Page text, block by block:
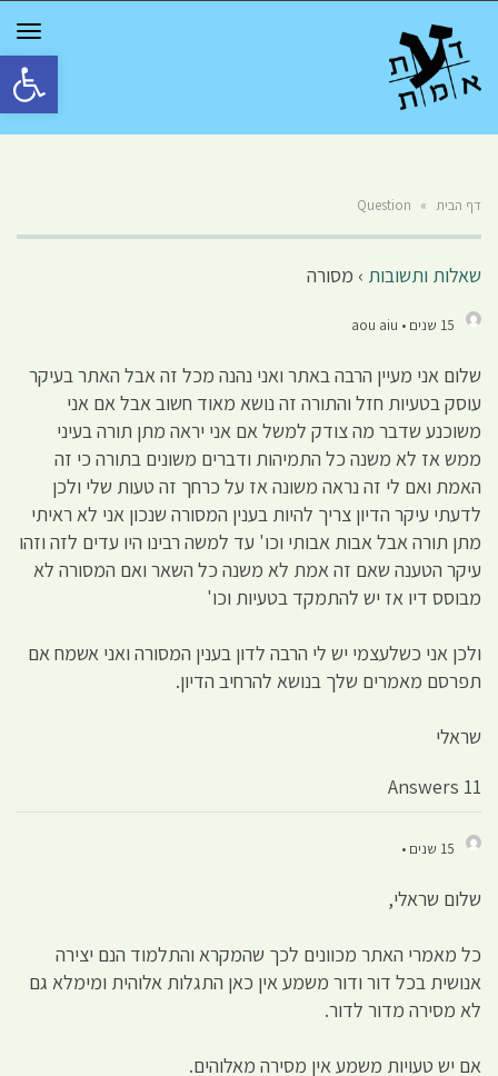
פתח
דף הבית »
Question
שאלות ותשובות › מסורה
15 שנים • aou aiu
שלום אני מעיין הרבה באתר ואני נהנה מכל זה אבל האתר בעיקר
עוסק בטעיות חזל והתורה זה נושא מאוד חשוב אבל אם אני
משוכנע שדבר מה צודק למשל אם אני יראה מתן תורה בעיני
ממש אז לא משנה כל התמיהות ודברים משונים בתורה כי זה
האמת ואם לי זה נראה משונה אז על כרחך זה טעות שלי ולכן
לדעתי עיקר הדיון צריך להיות בענין המסורה שנכון אני לא ראיתי
מתן תורה אבל אבות אבותי וכו' עד למשה רבינו היו עדים לזה וזהו
עיקר הטענה שאם זה אמת לא משנה כל השאר ואם המסורה לא
מבוסס דיו אז יש להתמקד בטעיות וכו'
ולכן אני כשלעצמי יש לי הרבה לדון בענין המסורה ואני אשמח אם
תפרסם מאמרים שלך בנושא להרחיב הדיון.
שראלי
11 Answers
15 שנים •
שלום שראלי,
כל מאמרי האתר מכוונים לכך שהמקרא והתלמוד הנם יצירה
אנושית בכל דור ודור משמע אין כאן התגלות אלוהית ומימלא גם
לא מסירה מדור לדור.
אם יש טעויות משמע אין מסירה מאלוהים.